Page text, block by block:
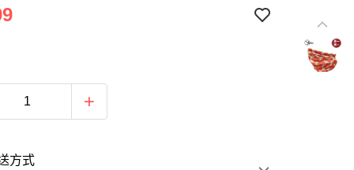
方式